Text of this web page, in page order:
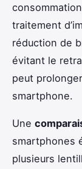
traitement
réduction de
évitant le
peut
smartphone.
Une
smartphones
plusieurs